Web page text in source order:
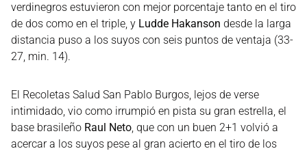
verdinegros estuvieron con mejor porcentaje tanto en el tiro
de dos como en el triple, y Ludde Hakanson desde la larga
distancia puso a los suyos con seis puntos de ventaja (33-
27, min. 14).
El Recoletas Salud San Pablo Burgos, lejos de verse
intimidado, vio como irrumpió en pista su gran estrella, el
base brasileño Raul Neto, que con un buen 2+1 volvió a
acercar a los suyos pese al gran acierto en el tiro de los